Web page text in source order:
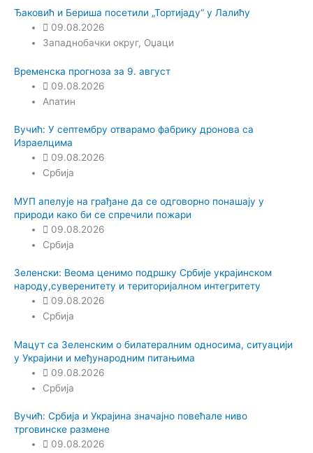
Ђаковић и Бериша посетили „Тортијаду“ у Лалићу
09.08.2026
Западнобачки округ, Оџаци
Временска прогноза за 9. август
09.08.2026
Апатин
Вучић: У септембру отварамо фабрику дронова са
Израелцима
09.08.2026
Србија
МУП апелује на грађане да се одговорно понашају у
природи како би се спречили пожари
09.08.2026
Србија
Зеленски: Веома ценимо подршку Србије украјинском
народу,суверенитету и територијалном интегритету
09.08.2026
Србија
Мацут са Зеленским о билатералним односима, ситуацији
у Украјини и међународним питањима
09.08.2026
Србија
Вучић: Србија и Украјина значајно повећале ниво
трговинске размене
09.08.2026